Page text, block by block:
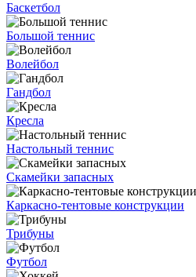
Баскетбол
Большой теннис
Волейбол
Гандбол
Кресла
Настольный теннис
Скамейки запасных
Каркасно-тентовые конструкции
Трибуны
Футбол